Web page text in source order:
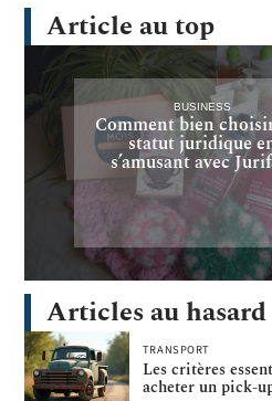
Article au top
BUSINESS
Comment bien
statut juridique
s’amusant avec
Articles au hasard
TRANSPORT
Les critères
acheter un pick-